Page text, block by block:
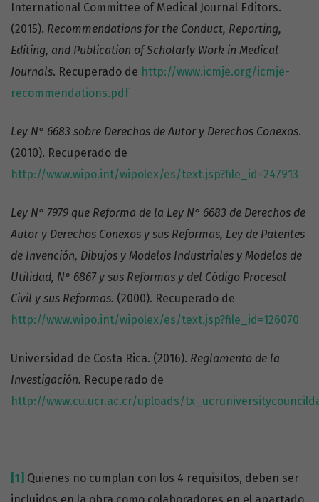
International Committee of Medical Journal Editors.
(2015). Recommendations for the Conduct, Reporting,
Editing, and Publication of Scholarly Work in Medical
Journals. Recuperado de http://www.icmje.org/icmje-
recommendations.pdf
Ley N° 6683 sobre Derechos de Autor y Derechos Conexos.
(2010). Recuperado de
http://www.wipo.int/wipolex/es/text.jsp?file_id=247913
Ley N° 7979 que Reforma de la Ley N° 6683 de Derechos de
Autor y Derechos Conexos y sus Reformas, Ley de Patentes
de Invención, Dibujos y Modelos Industriales y Modelos de
Utilidad, N° 6867 y sus Reformas y del Código Procesal
Civil y sus Reformas. (2000). Recuperado de
http://www.wipo.int/wipolex/es/text.jsp?file_id=126070
Universidad de Costa Rica. (2016). Reglamento de la
Investigación. Recuperado de
http://www.cu.ucr.ac.cr/uploads/
[1] Quienes no cumplan con los 4 requisitos, deben ser